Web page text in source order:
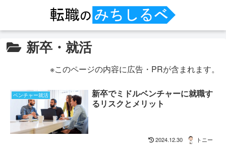
新卒・就活
※このページの内容に広告・PRが含まれます。
ベンチャー就活
新卒でミドルベンチャーに就職す
るリスクとメリット
2024.12.30 トニー